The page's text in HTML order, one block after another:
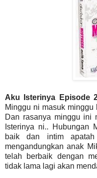
Aku Isterinya Episode
Minggu ni masuk minggu
Dan rasanya minggu ini
Isterinya ni.. Hubungan
baik dan intim
mengandungkan anak
telah berbaik dengan
tidak lama lagi akan